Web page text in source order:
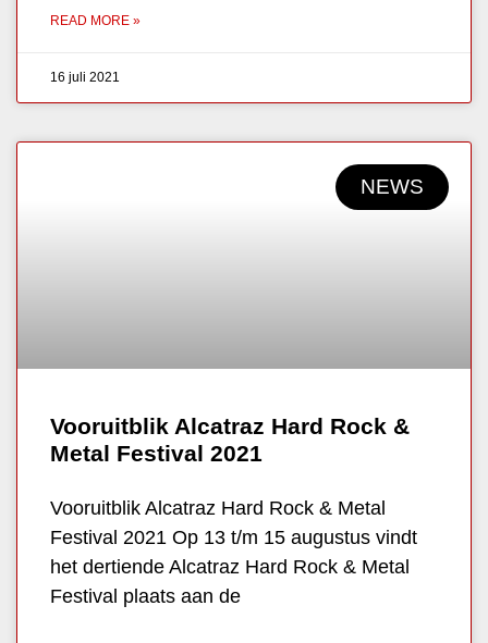
READ MORE »
16 juli 2021
NEWS
Vooruitblik Alcatraz Hard Rock &
Metal Festival 2021
Vooruitblik Alcatraz Hard Rock & Metal
Festival 2021 Op 13 t/m 15 augustus vindt
het dertiende Alcatraz Hard Rock & Metal
Festival plaats aan de